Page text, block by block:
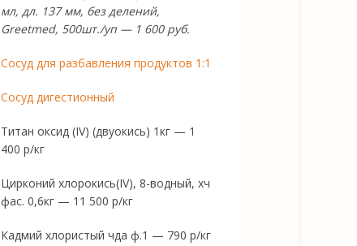
мл, дл. 137 мм, без делений,
Greetmed, 500шт./уп — 1 600 руб.
Сосуд для разбавления продуктов 1:1
Сосуд дигестионный
Титан оксид (IV) (двуокись) 1кг — 1
400 р/кг
Цирконий хлорокись(IV), 8-водный, хч
фас. 0,6кг — 11 500 р/кг
Кадмий хлористый чда ф.1 — 790 р/кг